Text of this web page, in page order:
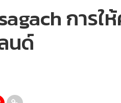
การ
นด์